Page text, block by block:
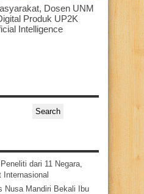
Dosen UNM
Produk UP2K
Intelligence
dari 11 Negara,
Internasional
Nusa Mandiri Bekali Ibu